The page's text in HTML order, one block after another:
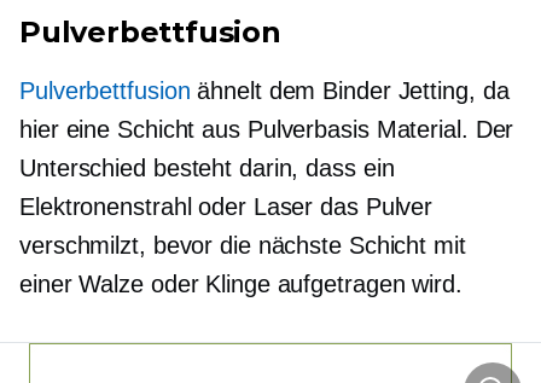
Pulverbettfusion
Pulverbettfusion ähnelt dem Binder Jetting, da
hier eine Schicht aus PulverbasisMaterial. Der
Unterschied besteht darin, dass ein
Elektronenstrahl oder Laser das Pulver
verschmilzt, bevor die nächste Schicht mit
einer Walze oder Klinge aufgetragen wird.